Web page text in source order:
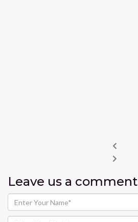
Leave us a comment